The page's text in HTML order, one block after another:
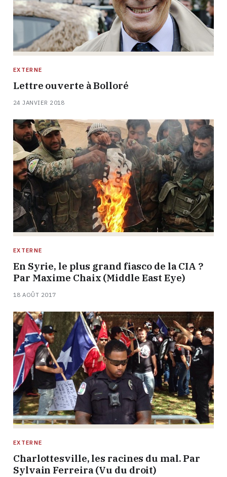
EXTERNE
Lettre ouverte à Bolloré
24 JANVIER 2018
EXTERNE
En Syrie, le plus grand fiasco de la CIA ?
Par Maxime Chaix (Middle East Eye)
18 AOÛT 2017
EXTERNE
Charlottesville, les racines du mal. Par
Sylvain Ferreira (Vu du droit)